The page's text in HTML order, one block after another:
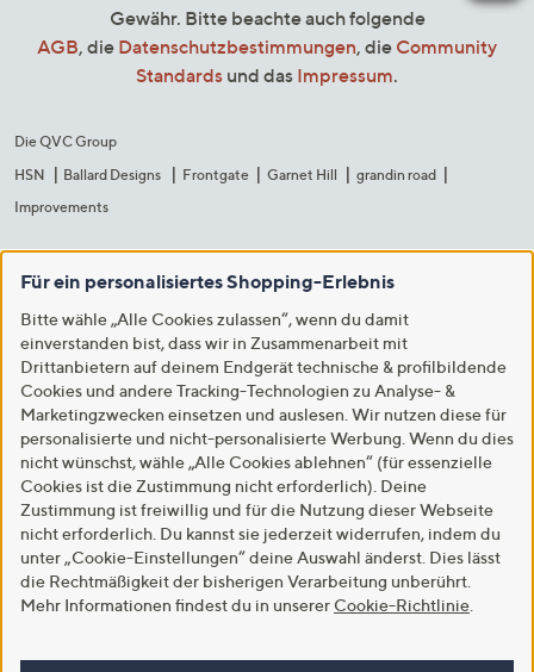
Gewähr. Bitte beachte auch folgende
AGB, die Datenschutzbestimmungen, die Community
Standards und das Impressum.
Die QVC Group
HSN
Ballard Designs Frontgate Garnet Hill
grandin road
Improvements
Für ein personalisiertes Shopping-Erlebnis
Bitte wähle „Alle Cookies zulassen“, wenn du damit
einverstanden bist, dass wir in Zusammenarbeit mit
Drittanbietern auf deinem Endgerät technische & profilbildende
Cookies und andere Tracking-Technologien zu Analyse- &
Marketingzwecken einsetzen und auslesen. Wir nutzen diese für
personalisierte und nicht-personalisierte Werbung. Wenn du dies
nicht wünschst, wähle „Alle Cookies ablehnen“ (für essenzielle
Cookies ist die Zustimmung nicht erforderlich). Deine
Zustimmung ist freiwillig und für die Nutzung dieser Webseite
nicht erforderlich. Du kannst sie jederzeit widerrufen, indem du
unter „Cookie-Einstellungen“ deine Auswahl änderst. Dies lässt
die Rechtmäßigkeit der bisherigen Verarbeitung unberührt.
Mehr Informationen findest du in unserer Cookie-Richtlinie